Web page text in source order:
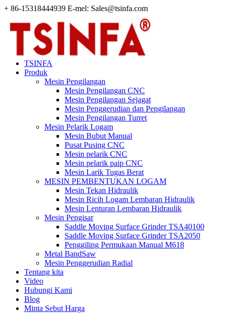
+ 86-15318444939 E-mel: Sales@tsinfa.com
TSINFA
Produk
Mesin Pengilangan
Mesin Pengilangan CNC
Mesin Pengilangan Sejagat
Mesin Penggerudian dan Pengilangan
Mesin Pengilangan Turret
Mesin Pelarik Logam
Mesin Bubut Manual
Pusat Pusing CNC
Mesin pelarik CNC
Mesin pelarik paip CNC
Mesin Larik Tugas Berat
MESIN PEMBENTUKAN LOGAM
Mesin Tekan Hidraulik
Mesin Ricih Logam Lembaran Hidraulik
Mesin Lenturan Lembaran Hidraulik
Mesin Pengisar
Saddle Moving Surface Grinder TSA40100
Saddle Moving Surface Grinder TSA2050
Penggiling Permukaan Manual M618
Metal BandSaw
Mesin Penggerudian Radial
Tentang kita
Video
Hubungi Kami
Blog
Minta Sebut Harga